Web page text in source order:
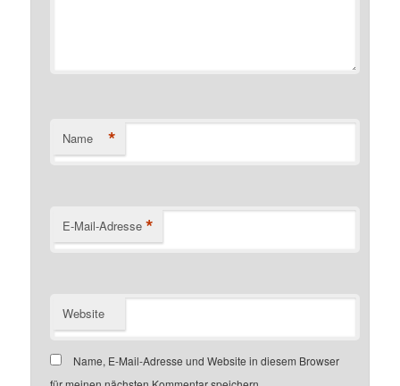
Name *
E-Mail-Adresse *
Website
Name, E-Mail-Adresse und Website in diesem Browser